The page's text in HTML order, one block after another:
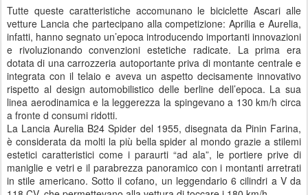
Tutte queste caratteristiche accomunano le biciclette Ascari alle
vetture Lancia che partecipano alla competizione: Aprilia e Aurelia,
infatti, hanno segnato un’epoca introducendo importanti innovazioni
e rivoluzionando convenzioni estetiche radicate. La prima era
dotata di una carrozzeria autoportante priva di montante centrale e
integrata con il telaio e aveva un aspetto decisamente innovativo
rispetto al design automobilistico delle berline dell’epoca. La sua
linea aerodinamica e la leggerezza la spingevano a 130 km/h circa
a fronte d consumi ridotti.
La Lancia Aurelia B24 Spider del 1955, disegnata da Pinin Farina,
è considerata da molti la più bella spider al mondo grazie a stilemi
estetici caratteristici come i paraurti “ad ala”, le portiere prive di
maniglie e vetri e il parabrezza panoramico con i montanti arretrati
in stile americano. Sotto il cofano, un leggendario 6 cilindri a V da